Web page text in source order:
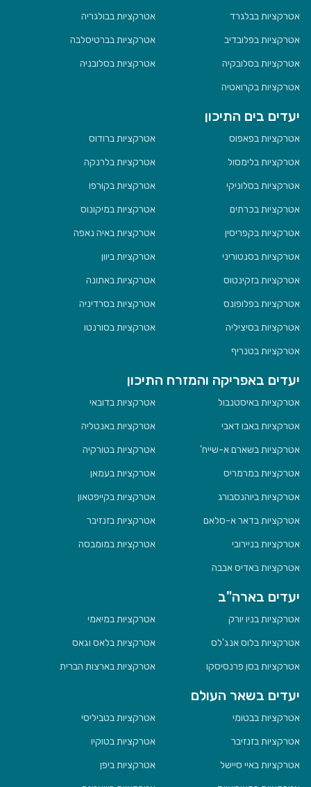
אטרקציות בבלגרד
אטרקציות בבולגריה
אטרקציות בפלובדיב
אטרקציות בברטיסלבה
אטרקציות בסלובקיה
אטרקציות בסלובניה
אטרקציות בקרואטיה
יעדים בים התיכון
אטרקציות בפאפוס
אטרקציות ברודוס
אטרקציות בלימסול
אטרקציות בלרנקה
אטרקציות בסלוניקי
אטרקציות בקורפו
אטרקציות בכרתים
אטרקציות במיקונוס
אטרקציות בקפריסין
אטרקציות באיה נאפה
אטרקציות בסנטוריני
אטרקציות ביוון
אטרקציות בזקינטוס
אטרקציות באתונה
אטרקציות בפלופונס
אטרקציות בסרדיניה
אטרקציות בסיציליה
אטרקציות בסורנטו
אטרקציות בטנריף
יעדים באפריקה והמזרח התיכון
אטרקציות באיסטנבול
אטרקציות בדובאי
אטרקציות באבו דאבי
אטרקציות באנטליה
אטרקציות בשארם א-שייח'
אטרקציות בטורקיה
אטרקציות במרמריס
אטרקציות בעמאן
אטרקציות ביוהנסבורג
אטרקציות בקייפטאון
אטרקציות בדאר א-סלאם
אטרקציות בזנזיבר
אטרקציות בניירובי
אטרקציות במומבסה
אטרקציות באדיס אבבה
יעדים בארה"ב
אטרקציות בניו יורק
אטרקציות במיאמי
אטרקציות בלוס אנג'לס
אטרקציות בלאס וגאס
אטרקציות בסן פרנסיסקו
אטרקציות בארצות הברית
יעדים בשאר העולם
אטרקציות בבטומי
אטרקציות בטביליסי
אטרקציות בזנזיבר
אטרקציות בטוקיו
אטרקציות באיי סיישל
אטרקציות ביפן